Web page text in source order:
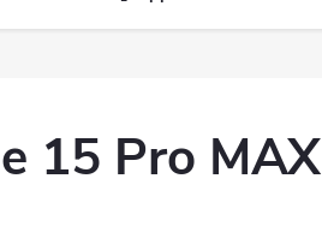
15 Pro MAX